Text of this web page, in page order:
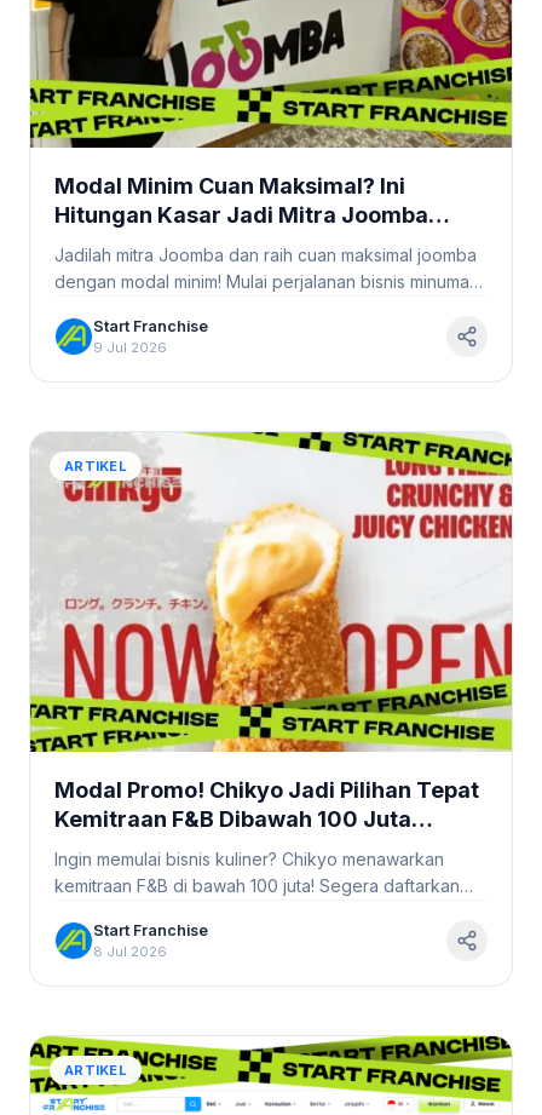
Modal Minim Cuan Maksimal? Ini
Hitungan Kasar Jadi Mitra Joomba
#StartFranchise
Jadilah mitra Joomba dan raih cuan maksimal joomba
dengan modal minim! Mulai perjalanan bisnis minuman
Start Franchise
9 Jul 2026
ARTIKEL
Modal Promo! Chikyo Jadi Pilihan Tepat
Kemitraan F&B Dibawah 100 Juta
#Startfranchise
Ingin memulai bisnis kuliner? Chikyo menawarkan
kemitraan F&B di bawah 100 juta! Segera daftarkan
Start Franchise
8 Jul 2026
ARTIKEL